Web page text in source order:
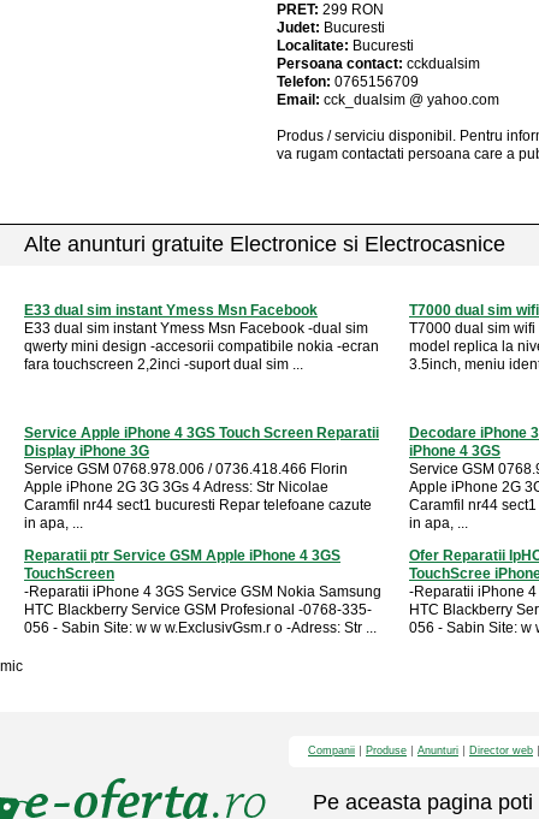
PRET: 299 RON
Judet: Bucuresti
Localitate: Bucuresti
Persoana contact: cckdualsim
Telefon: 0765156709
Email: cck_dualsim @ yahoo.com
Produs / serviciu disponibil . Pentru
va rugam contactati persoana care a
Alte anunturi gratuite Electronice si Electrocasnice
E33 dual sim instant Ymess Msn Facebook
E33 dual sim instant Ymess Msn Facebook -dual sim
qwerty mini design -accesorii compatibile nokia -ecran
fara touchscreen 2,2inci -suport dual sim ...
T7000 dual sim
T7000 dual sim
model replica la
3.5inch, meniu
Service Apple iPhone 4 3GS Touch Screen Reparatii
Display iPhone 3G
Service GSM 0768.978.006 / 0736.418.466 Florin
Apple iPhone 2G 3G 3Gs 4 Adress: Str Nicolae
Caramfil nr44 sect1 bucuresti Repar telefoane cazute
in apa, ...
Decodare iPhone
iPhone 4 3GS
Service GSM
Apple iPhone 2G
Caramfil nr44
in apa, ...
Reparatii ptr Service GSM Apple iPhone 4 3GS
TouchScreen
-Reparatii iPhone 4 3GS Service GSM Nokia Samsung
HTC Blackberry Service GSM Profesional -0768-335-
056 - Sabin Site: w w w.ExclusivGsm.r o -Adress: Str ...
Ofer Reparatii
TouchScree
-Reparatii iPhone
HTC Blackberry
056 - Sabin Site: w
mic
Companii Produse Anunturi Director web
Pe aceasta pagina poti